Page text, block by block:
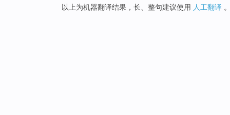
以上为机器翻译结果，长、整句建议使用 人工翻译